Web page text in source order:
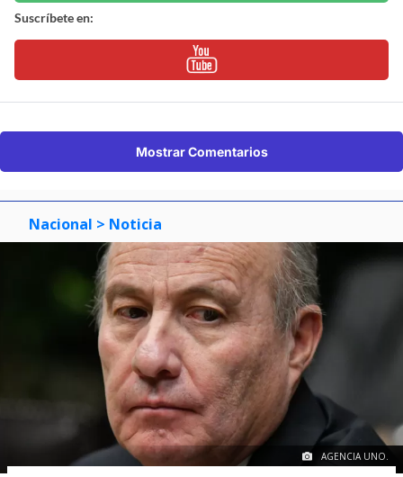
Suscríbete en:
Mostrar Comentarios
Nacional > Noticia
AGENCIA UNO.